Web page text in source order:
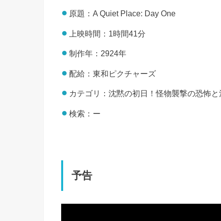
原題：A Quiet Place: Day One
上映時間：1時間41分
制作年：2924年
配給：東和ピクチャーズ
カテゴリ：沈黙の初日！怪物襲撃の恐怖
検索：ー
予告